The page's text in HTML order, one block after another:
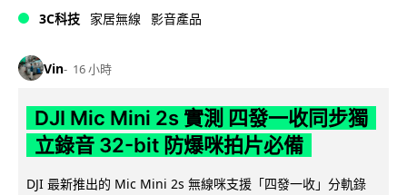
3C科技 家居無線 影音產品
Vin 16 小時
DJI Mic Mini 2s 實測 四發一收同步獨
立錄音 32-bit 防爆咪拍片必備
DJI 最新推出的 Mic Mini 2s 無線咪支援「四發一收」分軌錄